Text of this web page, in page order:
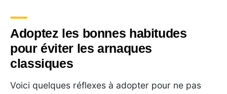
Adoptez les bonnes habitudes
pour éviter les arnaques
classiques
Voici quelques réflexes à adopter pour ne pas